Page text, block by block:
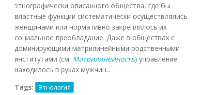
этнографически описанного общества, где бы
властные функции систематически осуществлялись
женщинами или нормативно закреплялось их
социальное преобладание. Даже в обществах с
доминирующими матрилинейными родственными
институтами (см. Матрилинейность) управление
находилось в руках мужчин...
Tags:
Этнология